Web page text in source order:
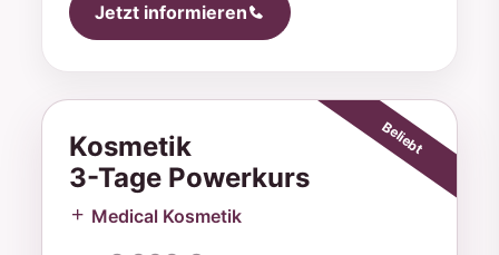
Jetzt informieren
Kosmetik
3-Tage Powerkurs
Medical Kosmetik